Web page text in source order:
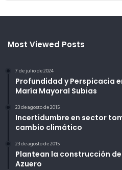
Most Viewed Posts
7 de julio de 2024
Profundidad y Perspicacia
María Mayoral Subias
23 de agosto de 2015
Incertidumbre en sector
cambio climático
23 de agosto de 2015
Plantean la construcción
Azuero